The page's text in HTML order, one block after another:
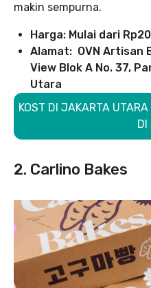
makin sempurna.
Harga: Mulai dari
Alamat: OVN Artisan
View Blok A No. 37,
Utara
KOST DI JAKARTA UTARA
DI
2. Carlino Bakes